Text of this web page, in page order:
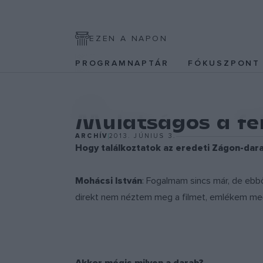
EZEN A NAPON
PROGRAMNAPTÁR FÓKUSZPONT
Mulatságos a
ARCHÍV2013. JÚNIUS 3.
Hogy találkoztatok az eredeti Zágon-
Mohácsi István: Fogalmam sincs már, de
direkt nem néztem meg a filmet, emlékem